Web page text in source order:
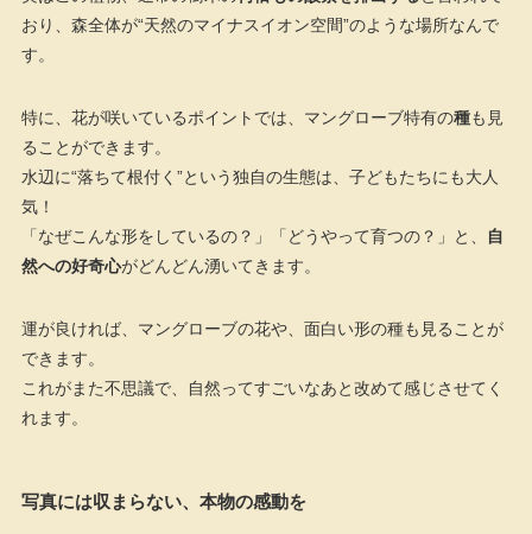
おり、森全体が“天然のマイナスイオン空間”のような場所なんで
す。
特に、花が咲いているポイントでは、マングローブ特有の種も見
ることができます。
水辺に“落ちて根付く”という独自の生態は、子どもたちにも大人
気！
「なぜこんな形をしているの？」「どうやって育つの？」と、
自
然への好奇心がどんどん湧いてきます。
運が良ければ、マングローブの花や、面白い形の種も見ることが
できます。
これがまた不思議で、自然ってすごいなあと改めて感じさせてく
れます。
写真には収まらない、本物の感動を